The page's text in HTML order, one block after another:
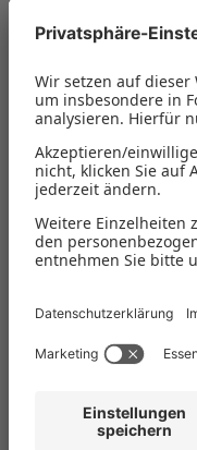
der Landwirtschaft
den deutschen
vertiefen.
Bürgschaft-
Unterstützung
erleichtern. Die
Schlüssel, um
Landwirtschaft zu